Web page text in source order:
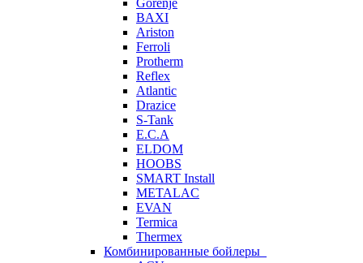
Gorenje
BAXI
Ariston
Ferroli
Protherm
Reflex
Atlantic
Drazice
S-Tank
E.C.A
ELDOM
HOOBS
SMART Install
METALAC
EVAN
Termica
Thermex
Комбинированные бойлеры